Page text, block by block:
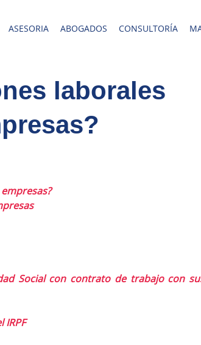
ASESORIA ABOGADOS CONSULTORÍA
laborales
Social con contrato de trabajo con